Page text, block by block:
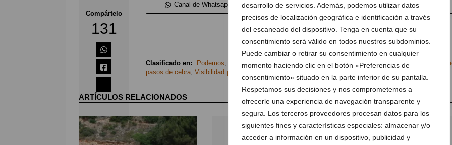
desarrollo de servicios. Además, podemos utilizar datos
precisos de localización geográfica e identificación a través
del escaneado del dispositivo. Tenga en cuenta que su
consentimiento será válido en todos nuestros subdominios.
Puede cambiar o retirar su consentimiento en cualquier
momento haciendo clic en el botón «Preferencias de
consentimiento» situado en la parte inferior de su pantalla.
Respetamos sus decisiones y nos comprometemos a
ofrecerle una experiencia de navegación transparente y
segura. Los terceros proveedores procesan datos para los
siguientes fines y características especiales: almacenar y/o
acceder a información en un dispositivo, publicidad y
Compártelo
131
Coméntalo
4
Canal de Whatsapp Anúnciate en javea.com Envía tu noticia
Clasificado en: Podemos, Círculo Podemos,Pasos de cebra,Pasos de peatones,Podemos
pasos de cebra, Visibilidad pasos de peatones
ARTÍCULOS RELACIONADOS